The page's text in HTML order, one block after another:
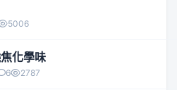
5006
化學味
6 2787